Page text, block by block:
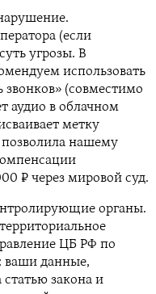
(если
угрозы. В
использовать
(совместимо
аудио в облачном
метку
позволила нашему
₽ через мировой суд.
органы.
ЦБ РФ по
ваши данные,
закона и